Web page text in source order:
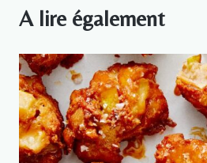
A lire également